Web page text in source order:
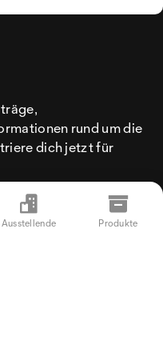
rund um die
dich jetzt für
Ausstellende Produkte